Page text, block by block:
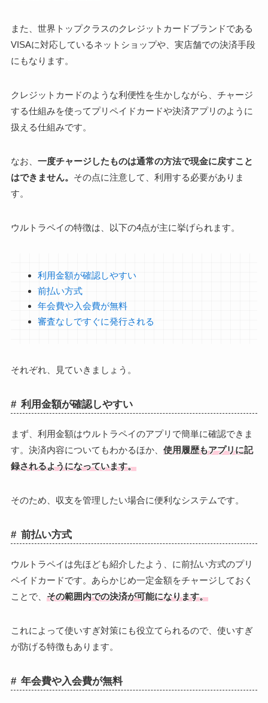
また、世界トップクラスのクレジットカードブランドである
VISAに対応しているネットショップや、実店舗での決済手段
にもなります。
クレジットカードのような利便性を生かしながら、チャージ
する仕組みを使ってプリペイドカードや決済アプリのように
扱える仕組みです。
なお、 一度チャージしたものは通常の方法で現金に戻すこと
はできません。 その点に注意して、利用する必要がありま
す。
ウルトラペイの特徴は、以下の4点が主に挙げられます。
利用金額が確認しやすい
前払い方式
年会費や入会費が無料
審査なしですぐに発行される
それぞれ、見ていきましょう。
利用金額が確認しやすい
まず、利用金額はウルトラペイのアプリで簡単に確認できま
す。決済内容についてもわかるほか、 使用履歴もアプリに記
録されるようになっています。
そのため、収支を管理したい場合に便利なシステムです。
前払い方式
ウルトラペイは先ほども紹介したよう、に前払い方式のプリ
ペイドカードです。あらかじめ一定金額をチャージしておく
ことで、 その範囲内での決済が可能になります。
これによって使いすぎ対策にも役立てられるので、使いすぎ
が防げる特徴もあります。
年会費や入会費が無料